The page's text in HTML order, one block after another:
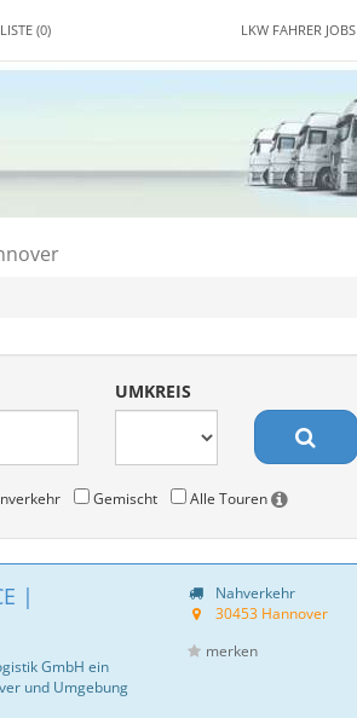
(0) LKW FAHRER JOBS
UMKREIS
Gemischt Alle Touren
|
GmbH ein
und Umgebung
Nahverkehr
30453 Hannover
merken